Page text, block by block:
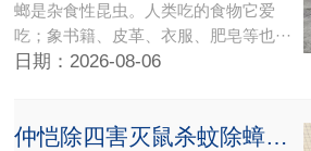
螂是杂食性昆虫。人类吃的食物它爱
吃；象书籍、皮革、衣服、肥皂等也···
日期：2026-08-06
仲恺除四害灭鼠杀蚊除蟑螂公司【优质服务安全可靠】